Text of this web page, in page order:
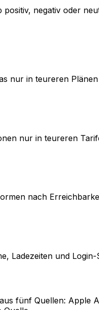
negativ oder
nur in teureren
nur in teureren
nach
Ladezeiten und
fünf Quellen: Apple